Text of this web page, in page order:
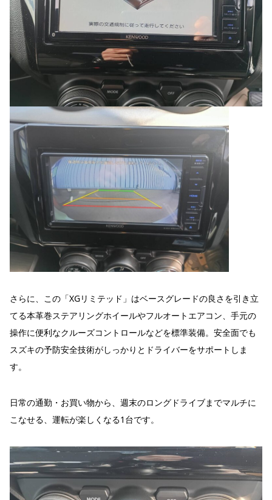
さらに、この「XGリミテッド」はベースグレードの良さを引き立
てる本革巻ステアリングホイールやフルオートエアコン、手元の
操作に便利なクルーズコントロールなどを標準装備。安全面でも
スズキの予防安全技術がしっかりとドライバーをサポートしま
す。
日常の通勤・お買い物から、週末のロングドライブまでマルチに
こなせる、運転が楽しくなる1台です。